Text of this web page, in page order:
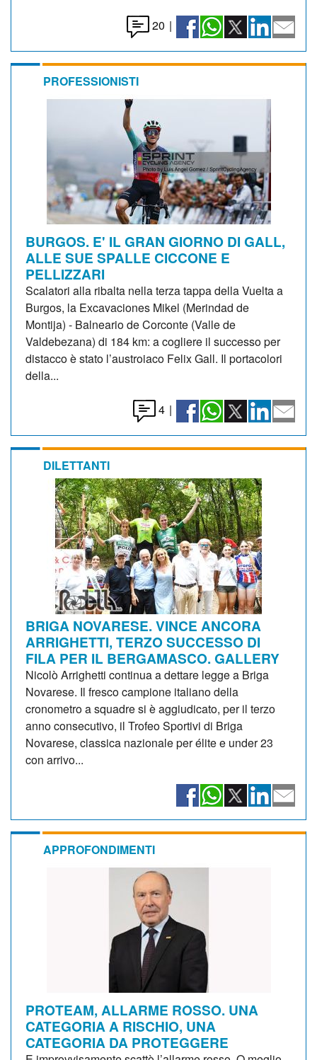
20 |
PROFESSIONISTI
BURGOS. E' IL GRAN GIORNO DI GALL,
ALLE SUE SPALLE CICCONE E
PELLIZZARI
Scalatori alla ribalta nella terza tappa della Vuelta a
Burgos, la Excavaciones Mikel (Merindad de
Montija) - Balneario de Corconte (Valle de
Valdebezana) di 184 km: a cogliere il successo per
distacco è stato l’austroiaco Felix Gall. Il portacolori
della...
4 |
DILETTANTI
BRIGA NOVARESE. VINCE ANCORA
ARRIGHETTI, TERZO SUCCESSO DI
FILA PER IL BERGAMASCO. GALLERY
Nicolò Arrighetti continua a dettare legge a Briga
Novarese. Il fresco campione italiano della
cronometro a squadre si è aggiudicato, per il terzo
anno consecutivo, il Trofeo Sportivi di Briga
Novarese, classica nazionale per élite e under 23
con arrivo...
APPROFONDIMENTI
PROTEAM, ALLARME ROSSO. UNA
CATEGORIA A RISCHIO, UNA
CATEGORIA DA PROTEGGERE